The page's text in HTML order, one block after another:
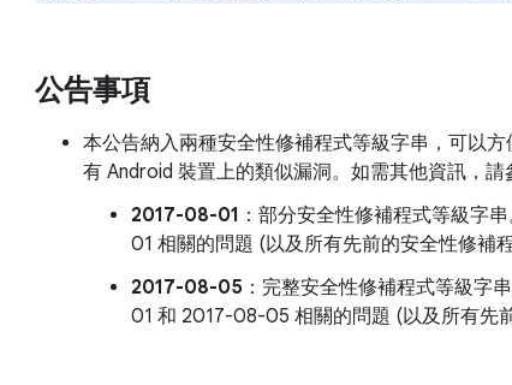
公告事項
本公告納入兩種安全性修補程式等級字串，可以
有 Android 裝置上的類似漏洞。如需其他資訊，請
2017-08-01 ：部分安全性修補程式等級字
01 相關的問題 (以及所有先前的安全性修補
2017-08-05 ：完整安全性修補程式等級字
01 和 2017-08-05 相關的問題 (以及所有先